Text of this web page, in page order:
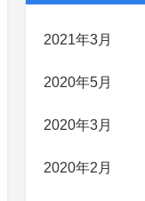
2021年3月
2020年5月
2020年3月
2020年2月